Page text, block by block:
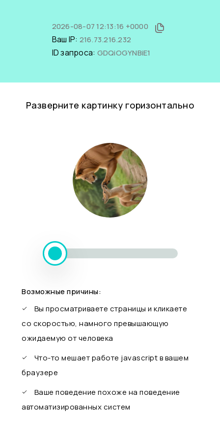
2026-08-07 12:13:16 +0000
Ваш IP: 216.73.216.232
ID запроса: GDQiOGYNBiE1
Разверните картинку горизонтально
Возможные причины:
Вы просматриваете страницы и кликаете
со скоростью, намного превышающую
ожидаемую от человека
Что-то мешает работе javascript в вашем
браузере
Ваше поведение похоже на поведение
автоматизированных систем